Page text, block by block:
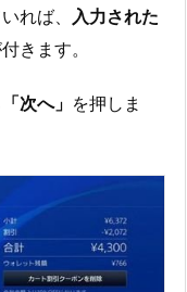
れば、
入力された
きます。
「次へ」 を押しま